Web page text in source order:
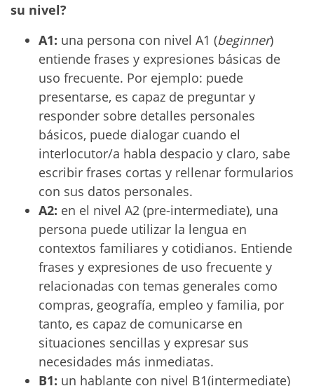
su nivel?
A1: una persona con nivel A1 (beginner)
entiende frases y expresiones básicas de
uso frecuente. Por ejemplo: puede
presentarse, es capaz de preguntar y
responder sobre detalles personales
básicos, puede dialogar cuando el
interlocutor/a habla despacio y claro, sabe
escribir frases cortas y rellenar formularios
con sus datos personales.
A2: en el nivel A2 (pre-intermediate), una
persona puede utilizar la lengua en
contextos familiares y cotidianos. Entiende
frases y expresiones de uso frecuente y
relacionadas con temas generales como
compras, geografía, empleo y familia, por
tanto, es capaz de comunicarse en
situaciones sencillas y expresar sus
necesidades más inmediatas.
B1: un hablante con nivel B1(intermediate)